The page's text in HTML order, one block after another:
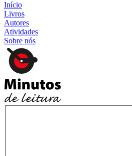
Início
Livros
Autores
Atividades
Sobre nós